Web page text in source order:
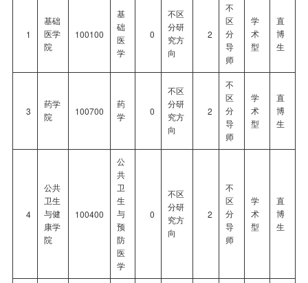
1
基础
医学
院
100100
基
础
医
学
0
不区
分研
究方
向
2
不
区
分
导
师
学
术
型
直
博
生
3
药学
院
100700
药
学
0
不区
分研
究方
向
2
不
区
分
导
师
学
术
型
直
博
生
4
公共
卫生
与健
康学
院
100400
公
共
卫
生
与
预
防
医
学
0
不区
分研
究方
向
2
不
区
分
导
师
学
术
型
直
博
生